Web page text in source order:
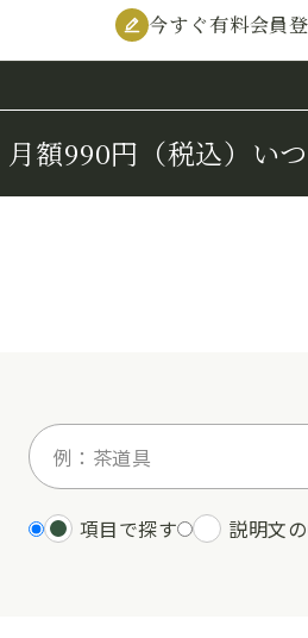
今すぐ有料会員
月額990円（税込） い
項目で探す 説明文